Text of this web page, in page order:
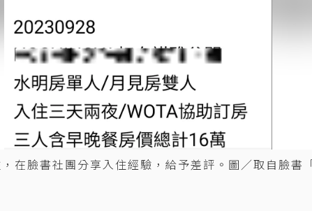
在臉書社團分享入住經驗，給予差評。圖／取自臉書